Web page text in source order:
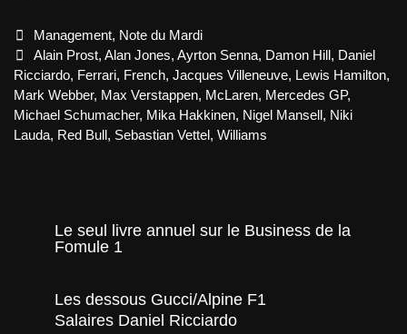
–
Palmarès
des
champions
pour
Ferrari,
Renault,
McLaren
Categories
Management, Note du Mardi
Tags
Alain Prost,Alan Jones,Ayrton Senna, Damon Hill , Daniel
Ricciardo, Ferrari, French, Jacques Villeneuve, Lewis Hamilton,
Mark Webber, Max Verstappen, McLaren, Mercedes GP,
Michael Schumacher, Mika Hakkinen, Nigel Mansell , Niki
Lauda, Red Bull , Sebastian Vettel , Williams
Le seul livre annuel sur le Business de la
Fomule 1
Les dessous Gucci/Alpine F1
Salaires Daniel Ricciardo